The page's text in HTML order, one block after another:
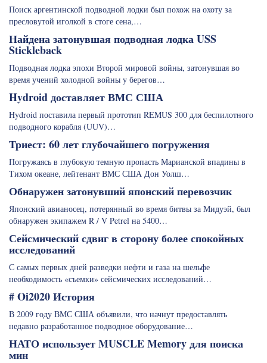
Поиск аргентинской подводной лодки был похож на охоту за
пресловутой иголкой в стоге сена,…
Найдена затонувшая подводная лодка USS
Stickleback
Подводная лодка эпохи Второй мировой войны, затонувшая во
время учений холодной войны у берегов…
Hydroid доставляет ВМС США
Hydroid поставила первый прототип REMUS 300 для беспилотного
подводного корабля (UUV)…
Триест: 60 лет глубочайшего погружения
Погружаясь в глубокую темную пропасть Марианской впадины в
Тихом океане, лейтенант ВМС США Дон Уолш…
Обнаружен затонувший японский перевозчик
Японский авианосец, потерянный во время битвы за Мидуэй, был
обнаружен экипажем R / V Petrel на 5400…
Сейсмический сдвиг в сторону более спокойных
исследований
С самых первых дней разведки нефти и газа на шельфе
необходимость «съемки» сейсмических исследований…
# Oi2020 История
В 2009 году ВМС США объявили, что начнут предоставлять
недавно разработанное подводное оборудование…
НАТО использует MUSCLE Memory для поиска
мин